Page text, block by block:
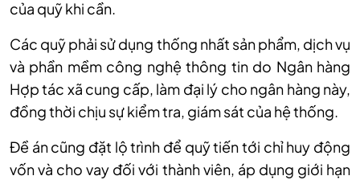
của quỹ khi cần.
Các quỹ phải sử dụng thống nhất sản phẩm, dịch vụ
và phần mềm công nghệ thông tin do Ngân hàng
Hợp tác xã cung cấp, làm đại lý cho ngân hàng này,
đồng thời chịu sự kiểm tra, giám sát của hệ thống.
Đề án cũng đặt lộ trình để quỹ tiến tới chỉ huy động
vốn và cho vay đối với thành viên, áp dụng giới hạn